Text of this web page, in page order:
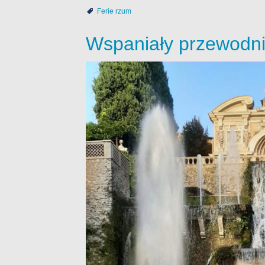
Ferie rzum
Wspaniały